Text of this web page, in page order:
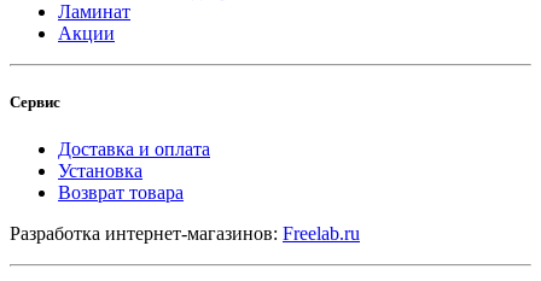
Ламинат
Акции
Сервис
Доставка и оплата
Установка
Возврат товара
Разработка интернет-магазинов: Freelab.ru